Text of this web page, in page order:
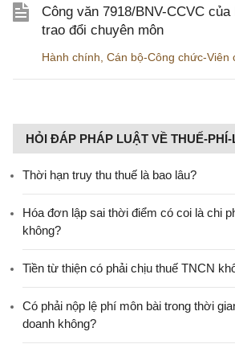
Công văn 7918/BNV-CCVC
trao đổi chuyên môn
Hành chính Cán bộ-Công chức-Viên
HỎI ĐÁP PHÁP LUẬT VỀ THUẾ-PHÍ-
Thời hạn truy thu thuế là bao lâu?
Hóa đơn lập sai thời điểm có coi là chi
không?
Tiền từ thiện có phải chịu thuế TNCN
Có phải nộp lệ phí môn bài trong thời
doanh không?